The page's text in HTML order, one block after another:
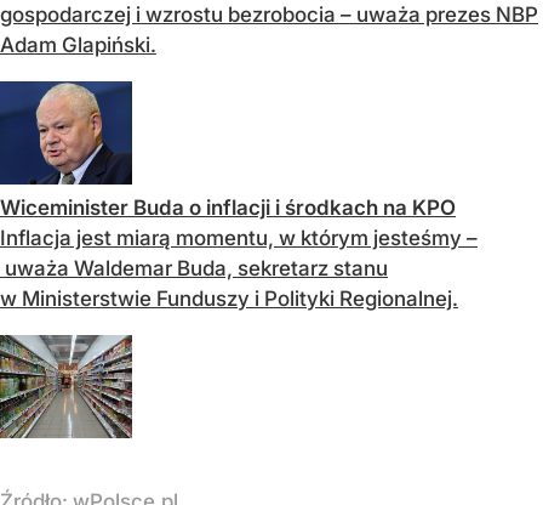
gospodarczej i wzrostu bezrobocia – uważa prezes NBP
Adam Glapiński.
Wiceminister Buda o inflacji i środkach na KPO
Inflacja jest miarą momentu, w którym jesteśmy –
uważa Waldemar Buda, sekretarz stanu
w Ministerstwie Funduszy i Polityki Regionalnej.